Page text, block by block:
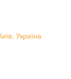
Україна